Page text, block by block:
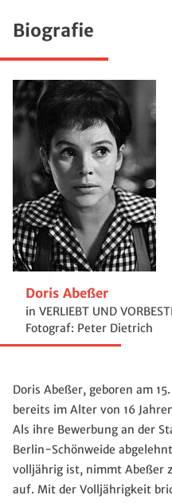
Biografie
Doris Abeßer
in VERLIEBT UND
Fotograf: Peter Dietrich
Doris Abeßer, geboren am
bereits im Alter von 16
Als ihre Bewerbung an der
Berlin-Schönweide
volljährig ist, nimmt Abeßer
auf. Mit der Volljährigkeit